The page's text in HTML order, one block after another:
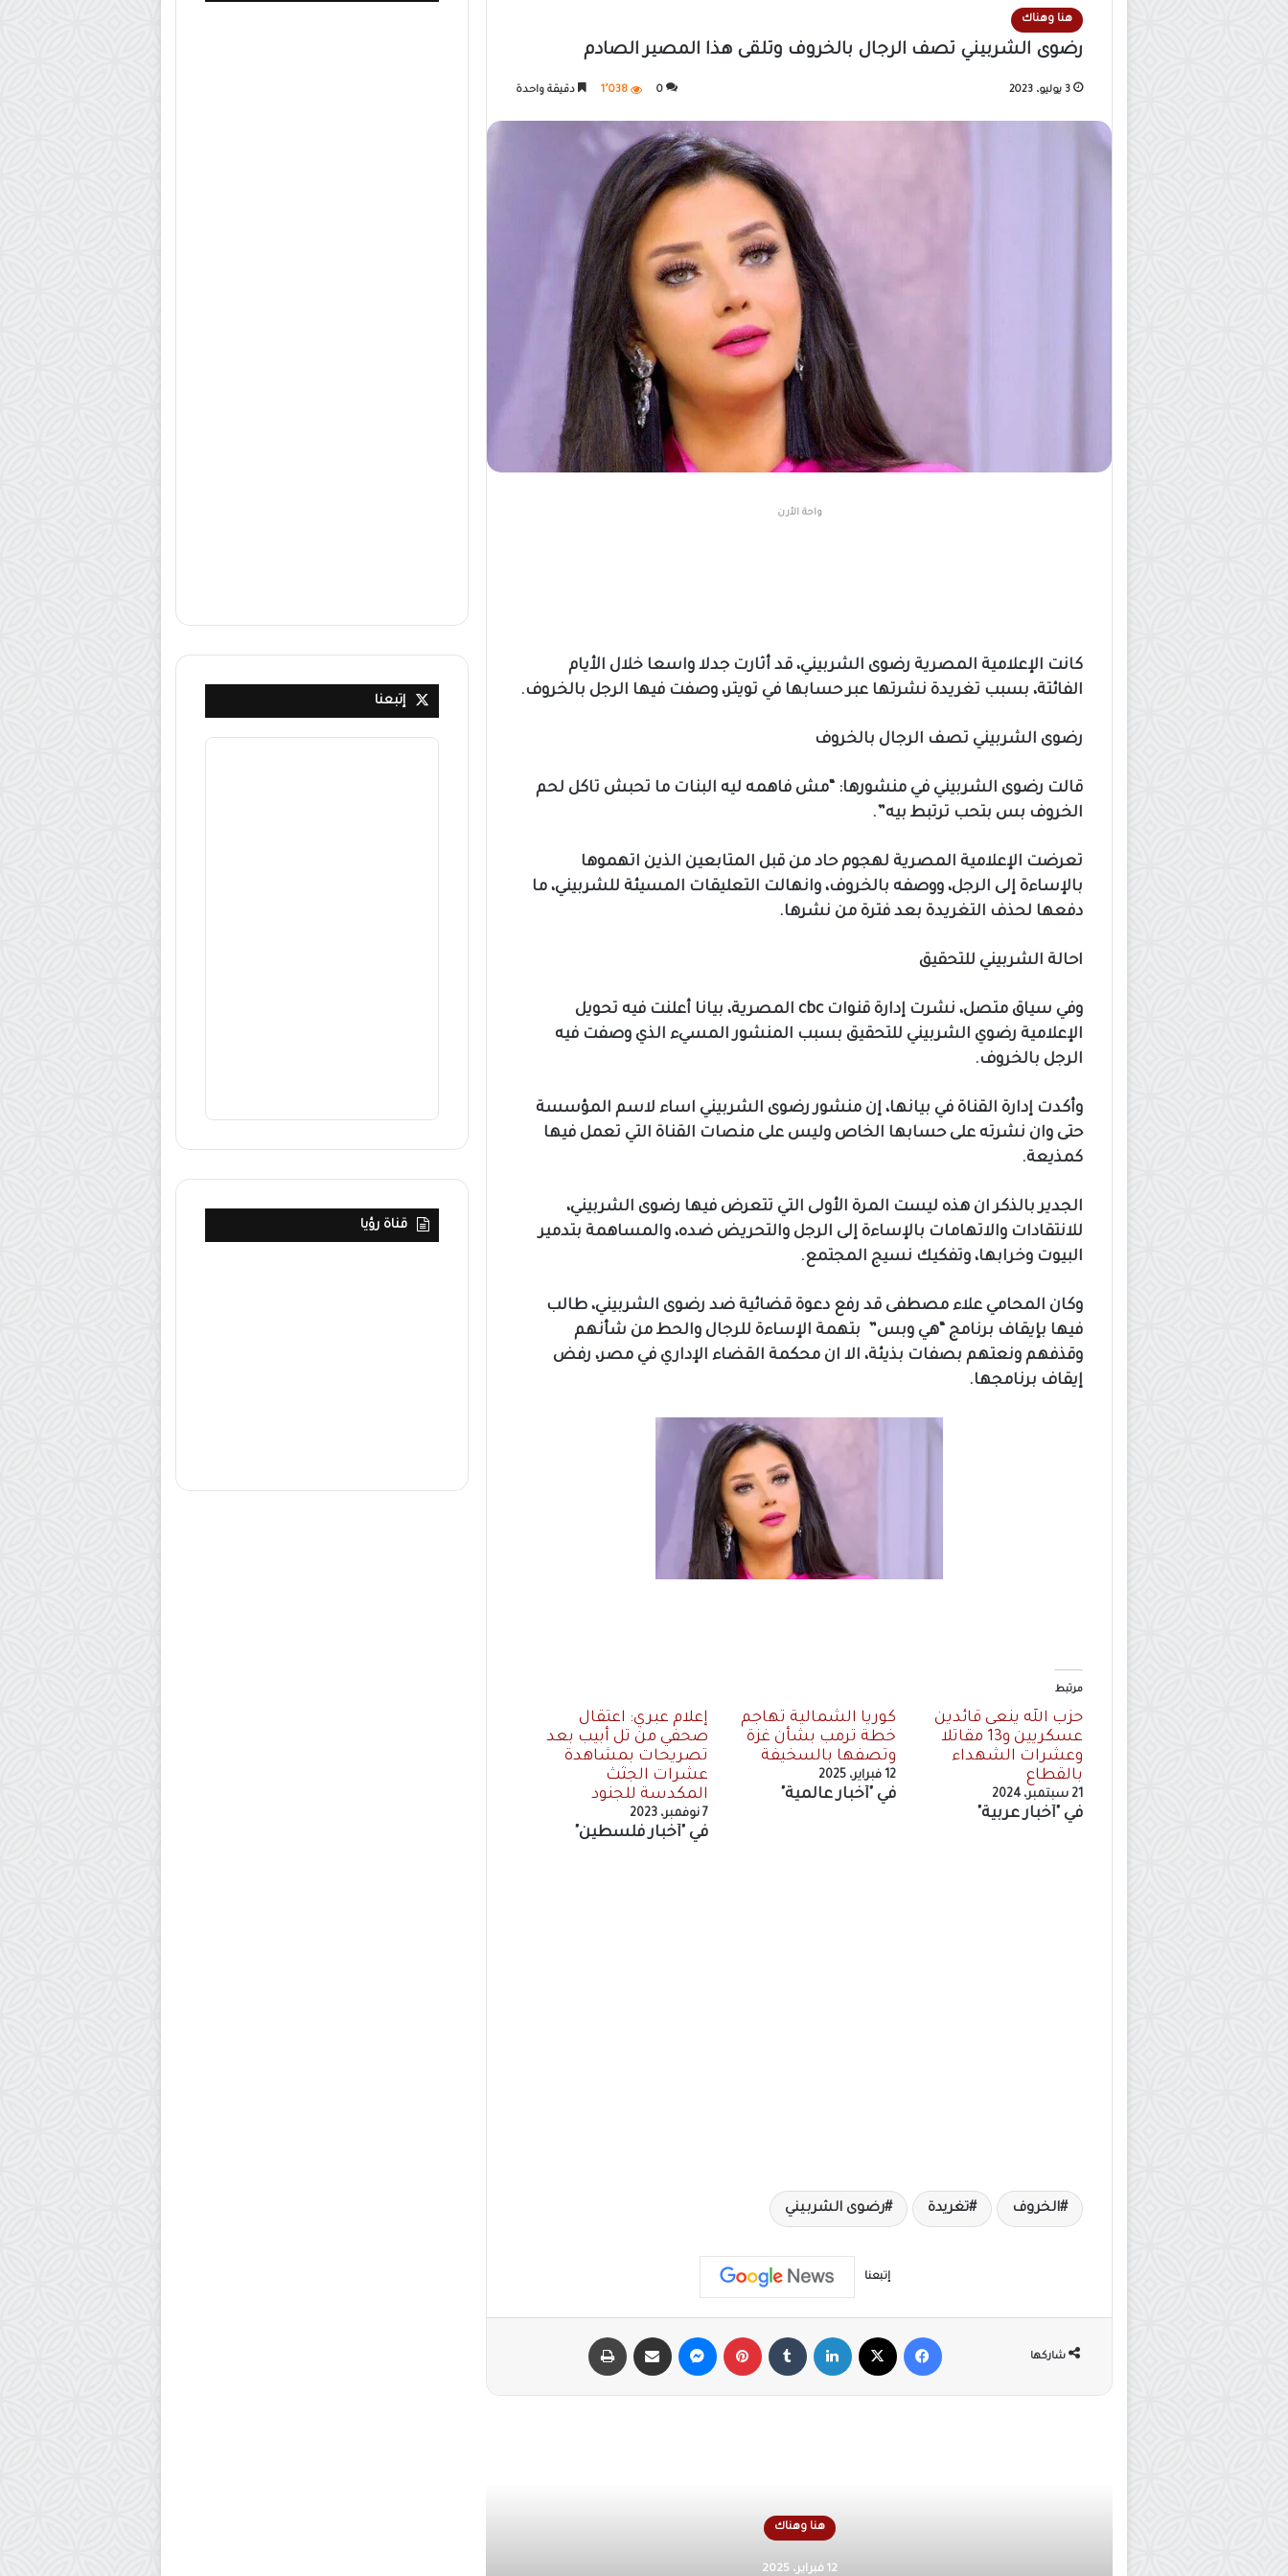
هنا وهناك
رضوى الشربيني تصف الرجال بالخروف وتلقى هذا المصير الصادم
3 يوليو، 2023 0 1٬038 دقيقة واحدة
واحة الأرن
كانت الإعلامية المصرية رضوى الشربيني، قد أثارت جدلا واسعا خلال الأيام
الفائتة، بسبب تغريدة نشرتها عبر حسابها في تويتر، وصفت فيها الرجل بالخروف.
رضوى الشربيني تصف الرجال بالخروف
قالت رضوى الشربيني في منشورها: “مش فاهمه ليه البنات ما تحبش تاكل لحم
الخروف بس بتحب ترتبط بيه”.
تعرضت الإعلامية المصرية لهجوم حاد من قبل المتابعين الذين اتهموها
بالإساءة إلى الرجل، ووصفه بالخروف، وانهالت التعليقات المسيئة للشربيني، ما
دفعها لحذف التغريدة بعد فترة من نشرها.
احالة الشربيني للتحقيق
وفي سياق متصل، نشرت إدارة قنوات cbc المصرية، بيانا أعلنت فيه تحويل
الإعلامية رضوي الشربيني للتحقيق بسبب المنشور المسيء الذي وصفت فيه
الرجل بالخروف.
وأكدت إدارة القناة في بيانها، إن منشور رضوى الشربيني اساء لاسم المؤسسة
حتى وان نشرته على حسابها الخاص وليس على منصات القناة التي تعمل فيها
كمذيعة.
الجدير بالذكر ان هذه ليست المرة الأولى التي تتعرض فيها رضوى الشربيني،
للانتقادات والاتهامات بالإساءة إلى الرجل والتحريض ضده، والمساهمة بتدمير
البيوت وخرابها، وتفكيك نسيج المجتمع.
وكان المحامي علاء مصطفى قد رفع دعوة قضائية ضد رضوى الشربيني، طالب
فيها بإيقاف برنامج “هي وبس” بتهمة الإساءة للرجال والحط من شأنهم
وقذفهم ونعتهم بصفات بذيئة، الا ان محكمة القضاء الإداري في مصر، رفض
إيقاف برنامجها.
مرتبط
حزب الله ينعى قائدين
عسكريين و13 مقاتلا
وعشرات الشهداء
بالقطاع
21 سبتمبر، 2024
في "أخبار عربية"
كوريا الشمالية تهاجم
خطة ترمب بشأن غزة
وتصفها بالسخيفة
12 فبراير، 2025
في "أخبار عالمية"
إعلام عبري: اعتقال
صحفي من تل أبيب بعد
تصريحات بمشاهدة
عشرات الجثث
المكدسة للجنود
7 نوفمبر، 2023
في "أخبار فلسطين"
الخروف تغريدة رضوى الشربيني
إتبعنا
شاركها
هنا وهناك
إتبعنا
قناة رؤيا